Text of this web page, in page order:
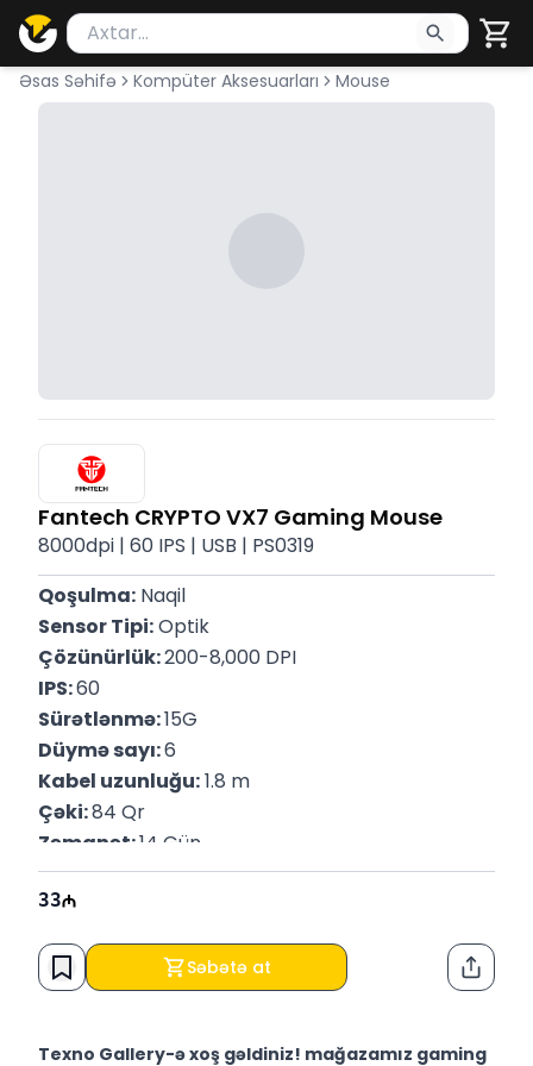
Məhsul axtar
Axtarış üçün ən azı 2 simvol yazın. Göndərmək
Əsas Səhifə Kompüter Aksesuarları Mouse
Fantech CRYPTO VX7 Gaming Mouse
8000dpi | 60 IPS | USB | PS0319
Qoşulma: Naqil
Sensor Tipi: Optik
Çözünürlük: 200-8,000 DPI
IPS: 60
Sürətlənmə: 15G
Düymə sayı: 6
Kabel uzunluğu: 1.8 m
Çəki: 84 Qr
Zəmanət: 14 Gün
33
Səbətə at
Texno Gallery-ə xoş gəldiniz! mağazamız gaming